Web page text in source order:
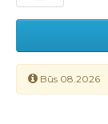
Būs 08.2026